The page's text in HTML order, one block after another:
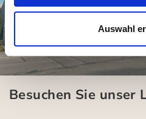
Auswahl
Besuchen Sie unser